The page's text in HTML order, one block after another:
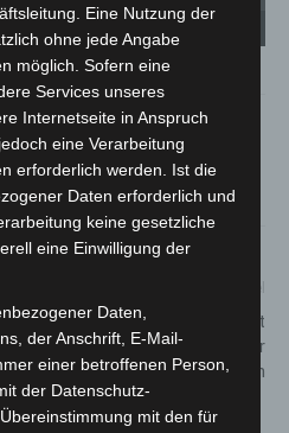
- Foto: Stadtfeuerwehr
Region Hannover bringt
Ausbau barrierefreier
Bushaltestellen voran
Eine Nutzung der
ohne jede Angabe
möglich. Sofern eine
Services unseres
Internetseite in Anspruch
eine Verarbeitung
erforderlich werden. Ist die
Daten erforderlich und
keine gesetzliche
eine Einwilligung der
Daten,
der Anschrift, E-Mail-
einer betroffenen Person,
der Datenschutz-
mit den für